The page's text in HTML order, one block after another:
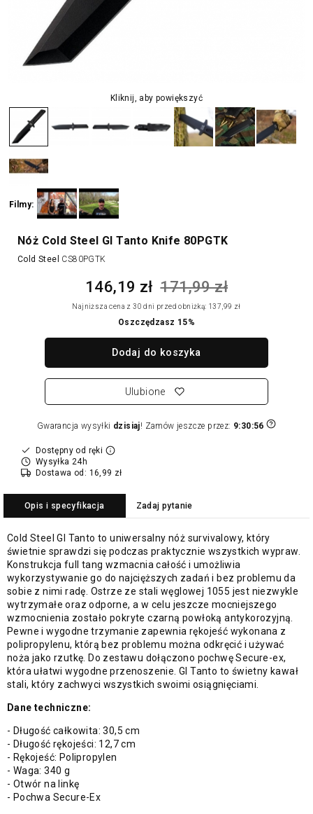
wszystko w noże i narzędzia
Kliknij, aby powiększyć
Filmy:
Nóż Cold Steel GI Tanto Knife 80PGTK
Cold Steel CS80PGTK
146,19 zł 171,99 zł
Najniższa cena z 30 dni przed obniżką: 137,99 zł
Oszczędzasz 15%
Dodaj do koszyka
Ulubione
Gwarancja wysyłki dzisiaj! Zamów jeszcze przez: 9:30:56
Dostępny od ręki
Wysyłka 24h
Dostawa od: 16,99 zł
Opis i specyfikacja Zadaj pytanie
Cold Steel GI Tanto to uniwersalny nóż survivalowy, który
świetnie sprawdzi się podczas praktycznie wszystkich wypraw.
Konstrukcja full tang wzmacnia całość i umożliwia
wykorzystywanie go do najcięższych zadań i bez problemu da
sobie z nimi radę. Ostrze ze stali węglowej 1055 jest niezwykle
wytrzymałe oraz odporne, a w celu jeszcze mocniejszego
wzmocnienia zostało pokryte czarną powłoką antykorozyjną.
Pewne i wygodne trzymanie zapewnia rękojeść wykonana z
polipropylenu, którą bez problemu można odkręcić i używać
noża jako rzutkę. Do zestawu dołączono pochwę Secure-ex,
która ułatwi wygodne przenoszenie. GI Tanto to świetny kawał
stali, który zachwyci wszystkich swoimi osiągnięciami.
Dane techniczne:
- Długość całkowita: 30,5 cm
- Długość rękojeści: 12,7 cm
- Rękojeść: Polipropylen
- Waga: 340 g
- Otwór na linkę
- Pochwa Secure-Ex